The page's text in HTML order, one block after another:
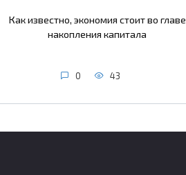
Как известно, экономия стоит во главе
накопления капитала
0 43